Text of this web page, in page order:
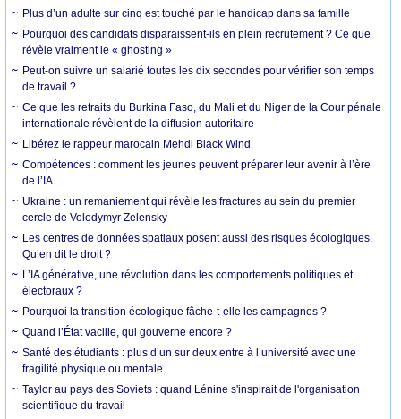
Plus d’un adulte sur cinq est touché par le handicap dans sa famille
Pourquoi des candidats disparaissent-ils en plein recrutement ? Ce que
révèle vraiment le « ghosting »
Peut-on suivre un salarié toutes les dix secondes pour vérifier son temps
de travail ?
Ce que les retraits du Burkina Faso, du Mali et du Niger de la Cour pénale
internationale révèlent de la diffusion autoritaire
Libérez le rappeur marocain Mehdi Black Wind
Compétences : comment les jeunes peuvent préparer leur avenir à l’ère
de l’IA
Ukraine : un remaniement qui révèle les fractures au sein du premier
cercle de Volodymyr Zelensky
Les centres de données spatiaux posent aussi des risques écologiques.
Qu’en dit le droit ?
L’IA générative, une révolution dans les comportements politiques et
électoraux ?
Pourquoi la transition écologique fâche-t-elle les campagnes ?
Quand l’État vacille, qui gouverne encore ?
Santé des étudiants : plus d’un sur deux entre à l’université avec une
fragilité physique ou mentale
Taylor au pays des Soviets : quand Lénine s'inspirait de l'organisation
scientifique du travail